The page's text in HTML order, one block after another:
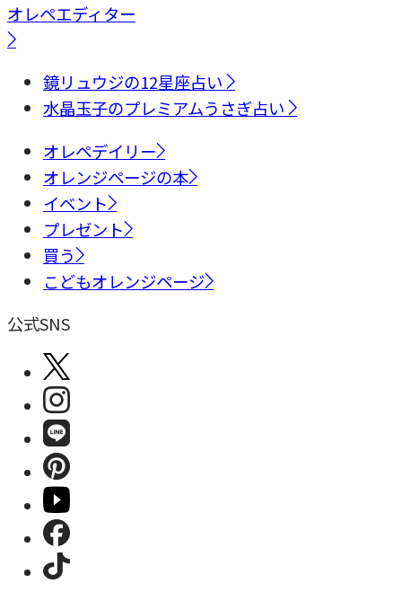
オレペエディター
鏡リュウジの12星座占い
水晶玉子のプレミアムうさぎ占い
オレペデイリー
オレンジページの本
イベント
プレゼント
買う
こどもオレンジページ
公式SNS